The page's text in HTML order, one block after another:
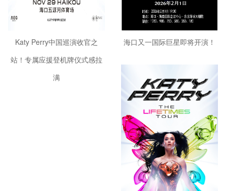
Katy Perry中国巡演收官之
站！专属应援登机牌仪式感拉
满
海口又一国际巨星即将开演！